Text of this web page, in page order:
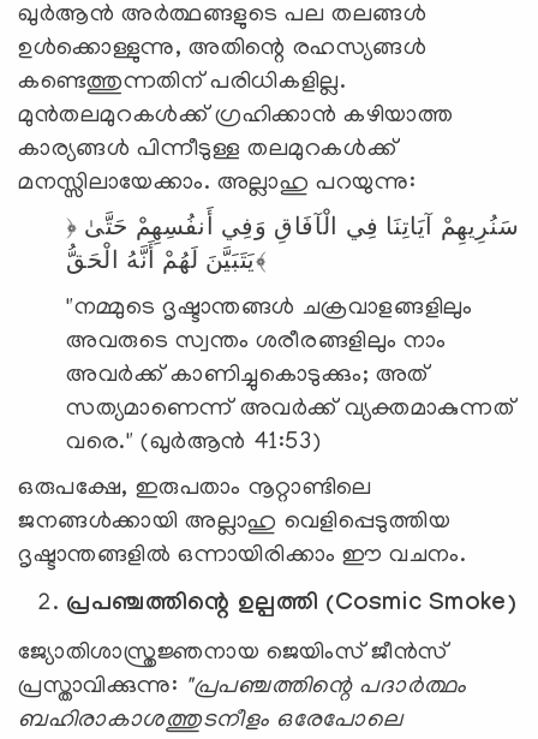
ഖുർആൻ അർത്ഥങ്ങളുടെ പല തലങ്ങൾ
ഉൾക്കൊള്ളുന്നു, അതിന്റെ രഹസ്യങ്ങൾ
കണ്ടെത്തുന്നതിന് പരിധികളില്ല.
മുൻതലമുറകൾക്ക് ഗ്രഹിക്കാൻ കഴിയാത്ത
കാര്യങ്ങൾ പിന്നീടുള്ള തലമുറകൾക്ക്
മനസ്സിലായേക്കാം. അല്ലാഹു പറയുന്നു:
﴿
سَنُرِيهِمْ آيَاتِنَا فِي الْآفَاقِ وَفِي أَنفُسِهِمْ حَتَّىٰ
يَتَبَيَّنَ لَهُمْ أَنَّهُ
الْحَقُّ﴾
"നമ്മുടെ ദൃഷ്ടാന്തങ്ങൾ ചക്രവാളങ്ങളിലും
അവരുടെ സ്വന്തം ശരീരങ്ങളിലും നാം
അവർക്ക് കാണിച്ചുകൊടുക്കും; അത്
സത്യമാണെന്ന് അവർക്ക് വ്യക്തമാകുന്നത്
വരെ." (ഖുർആൻ 41:53)
ഒരുപക്ഷേ, ഇരുപതാം നൂറ്റാണ്ടിലെ
ജനങ്ങൾക്കായി അല്ലാഹു വെളിപ്പെടുത്തിയ
ദൃഷ്ടാന്തങ്ങളിൽ ഒന്നായിരിക്കാം ഈ വചനം.
പ്രപഞ്ചത്തിന്റെ ഉല്പത്തി (Cosmic Smoke)
ജ്യോതിശാസ്ത്രജ്ഞനായ ജെയിംസ് ജീൻസ്
പ്രസ്താവിക്കുന്നു: "പ്രപഞ്ചത്തിന്റെ പദാർത്ഥം
ബഹിരാകാശത്തുടനീളം ഒരേപോലെ